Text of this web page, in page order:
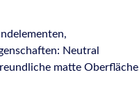
Neutral
matte Oberfläche
den Kriterien der ift-